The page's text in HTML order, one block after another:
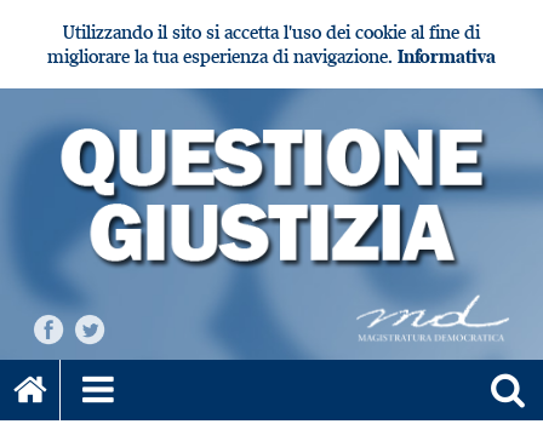
Utilizzando il sito si accetta l'uso dei cookie al fine di
migliorare la tua esperienza di navigazione. Informativa